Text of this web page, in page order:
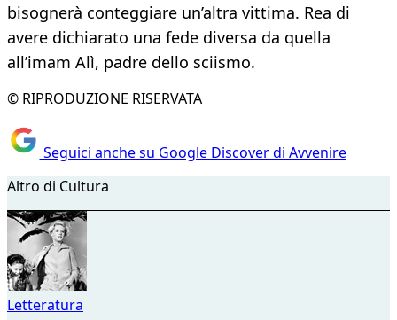
bisognerà conteggiare un’altra vittima. Rea di
avere dichiarato una fede diversa da quella
all’imam Alì, padre dello sciismo.
© RIPRODUZIONE RISERVATA
Seguici anche su Google Discover di Avvenire
Altro di Cultura
Letteratura